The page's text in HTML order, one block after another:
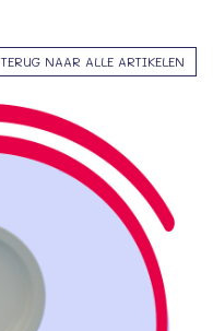
TERUG NAAR ALLE ARTIKELEN